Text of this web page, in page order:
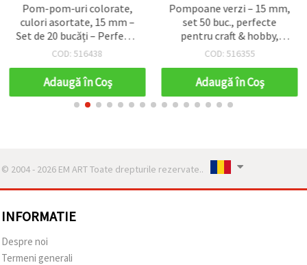
Pom-pom-uri colorate,
culori asortate, 15 mm –
Set de 20 bucăți – Perfecte
pentru hobby creativ,
și handmade
COD: 516438
Adaugă în Coş
Pompoane verzi – 15 mm,
set 50 buc., perfecte
pentru craft & hobby,
decorațiuni DIY și proiecte
COD: 516355
Adaugă în Coş
© 2004 - 2026 EM ART Toate drepturile rezervate..
INFORMATIE
Despre noi
Termeni generali